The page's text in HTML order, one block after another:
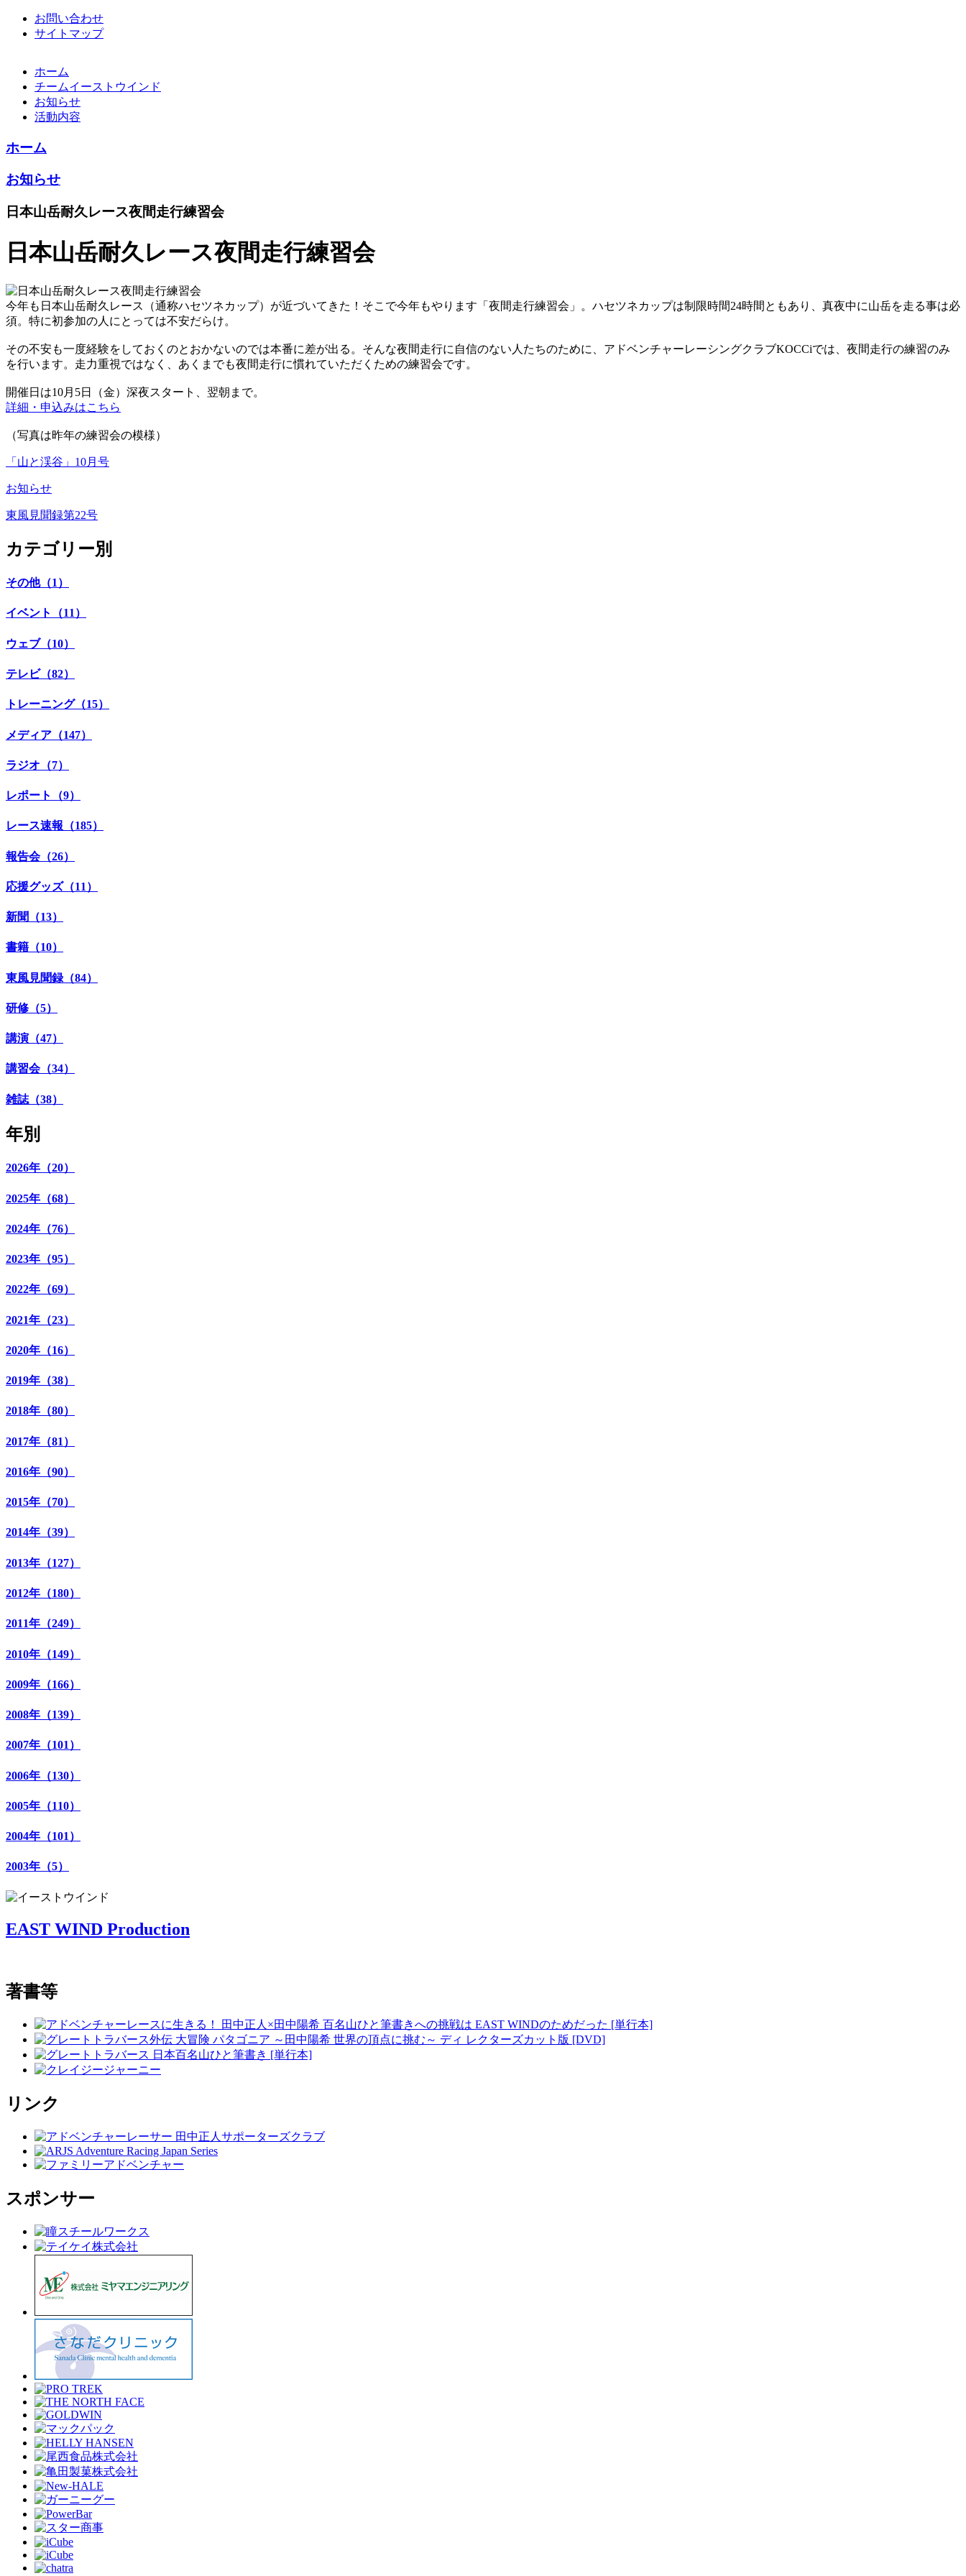
お問い合わせ
サイトマップ
ホーム
チームイーストウインド
お知らせ
活動内容
ホーム
お知らせ
日本山岳耐久レース夜間走行練習会
日本山岳耐久レース夜間走行練習会
今年も日本山岳耐久レース（通称ハセツネカップ）が近づいてきた！そこで今年もやります「夜間走行練習会」。ハセツネカップは制限時間24時間ともあり、真夜中に山岳を走る事は必
須。特に初参加の人にとっては不安だらけ。
その不安も一度経験をしておくのとおかないのでは本番に差が出る。そんな夜間走行に自信のない人たちのために、アドベンチャーレーシングクラブKOCCiでは、夜間走行の練習のみ
を行います。走力重視ではなく、あくまでも夜間走行に慣れていただくための練習会です。
開催日は10月5日（金）深夜スタート、翌朝まで。
詳細・申込みはこちら
（写真は昨年の練習会の模様）
「山と渓谷」10月号
お知らせ
東風見聞録第22号
カテゴリー別
その他（1）
イベント（11）
ウェブ（10）
テレビ（82）
トレーニング（15）
メディア（147）
ラジオ（7）
レポート（9）
レース速報（185）
報告会（26）
応援グッズ（11）
新聞（13）
書籍（10）
東風見聞録（84）
研修（5）
講演（47）
講習会（34）
雑誌（38）
年別
2026年（20）
2025年（68）
2024年（76）
2023年（95）
2022年（69）
2021年（23）
2020年（16）
2019年（38）
2018年（80）
2017年（81）
2016年（90）
2015年（70）
2014年（39）
2013年（127）
2012年（180）
2011年（249）
2010年（149）
2009年（166）
2008年（139）
2007年（101）
2006年（130）
2005年（110）
2004年（101）
2003年（5）
EAST WIND Production
著書等
リンク
スポンサー